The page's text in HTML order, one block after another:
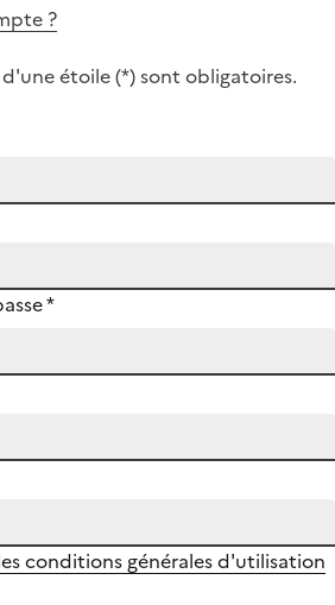
?
étoile (*) sont obligatoires.
*
conditions générales d'utilisation